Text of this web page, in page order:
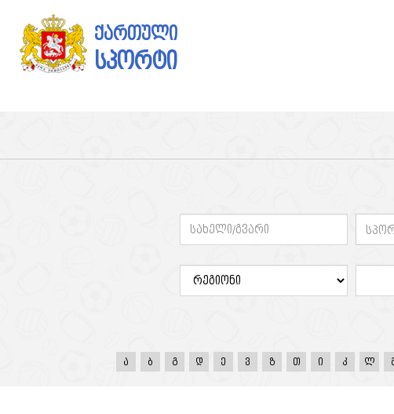
ქართული
სპორტი
ა ბ გ დ ე ვ ზ თ ი კ ლ